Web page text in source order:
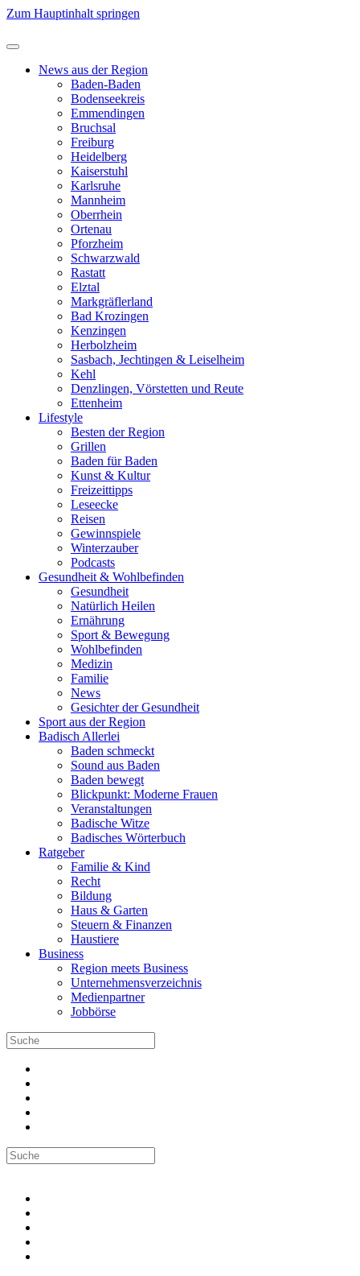
Zum Hauptinhalt springen
News aus der Region
Baden-Baden
Bodenseekreis
Emmendingen
Bruchsal
Freiburg
Heidelberg
Kaiserstuhl
Karlsruhe
Mannheim
Oberrhein
Ortenau
Pforzheim
Schwarzwald
Rastatt
Elztal
Markgräflerland
Bad Krozingen
Kenzingen
Herbolzheim
Sasbach, Jechtingen & Leiselheim
Kehl
Denzlingen, Vörstetten und Reute
Ettenheim
Lifestyle
Besten der Region
Grillen
Baden für Baden
Kunst & Kultur
Freizeittipps
Leseecke
Reisen
Gewinnspiele
Winterzauber
Podcasts
Gesundheit & Wohlbefinden
Gesundheit
Natürlich Heilen
Ernährung
Sport & Bewegung
Wohlbefinden
Medizin
Familie
News
Gesichter der Gesundheit
Sport aus der Region
Badisch Allerlei
Baden schmeckt
Sound aus Baden
Baden bewegt
Blickpunkt: Moderne Frauen
Veranstaltungen
Badische Witze
Badisches Wörterbuch
Ratgeber
Familie & Kind
Recht
Bildung
Haus & Garten
Steuern & Finanzen
Haustiere
Business
Region meets Business
Unternehmensverzeichnis
Medienpartner
Jobbörse